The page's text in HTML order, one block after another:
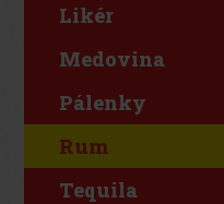
Likér
Medovina
Pálenky
Rum
Tequila